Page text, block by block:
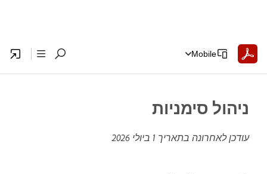
Mobile
ניהול סימניות
עודכן לאחרונה בתאריך 1 ביולי 2026